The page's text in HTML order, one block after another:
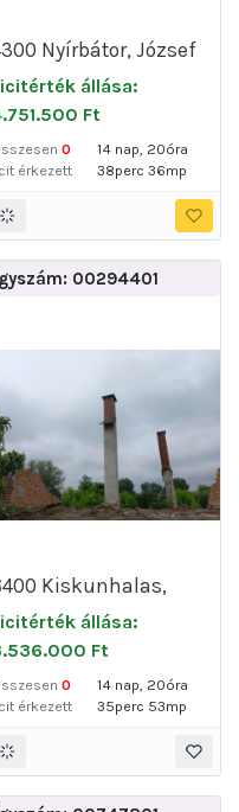
Nyírbátor, József
Attila utca 35állása:
Ft
0
érkezett
14 nap, 20óra
38perc 36mp
00294401
Kiskunhalas,
Polgár utca 40.
állása:
Ft
0
érkezett
14 nap, 20óra
35perc 53mp